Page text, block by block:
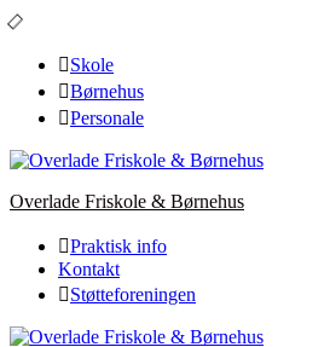
Skip
content Skole
Børnehus
Personale
Overlade Friskole & Børnehus
Praktisk info
Kontakt
Støtteforeningen